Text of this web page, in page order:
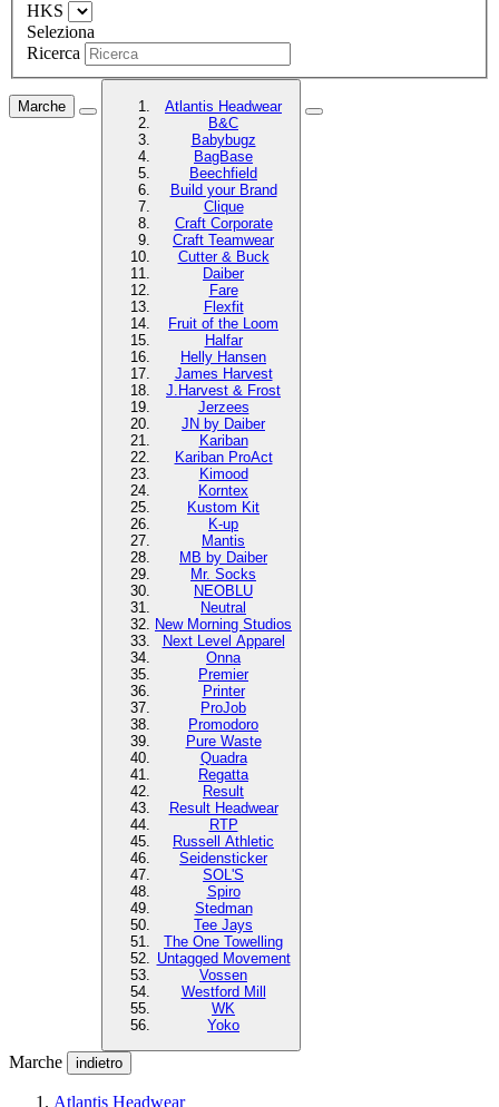
HKS
Seleziona
Ricerca
Marche
Atlantis Headwear
B&C
Babybugz
BagBase
Beechfield
Build your Brand
Clique
Craft Corporate
Craft Teamwear
Cutter & Buck
Daiber
Fare
Flexfit
Fruit of the Loom
Halfar
Helly Hansen
James Harvest
J.Harvest & Frost
Jerzees
JN by Daiber
Kariban
Kariban ProAct
Kimood
Korntex
Kustom Kit
K-up
Mantis
MB by Daiber
Mr. Socks
NEOBLU
Neutral
New Morning Studios
Next Level Apparel
Onna
Premier
Printer
ProJob
Promodoro
Pure Waste
Quadra
Regatta
Result
Result Headwear
RTP
Russell Athletic
Seidensticker
SOL'S
Spiro
Stedman
Tee Jays
The One Towelling
Untagged Movement
Vossen
Westford Mill
WK
Yoko
Marche indietro
Atlantis Headwear